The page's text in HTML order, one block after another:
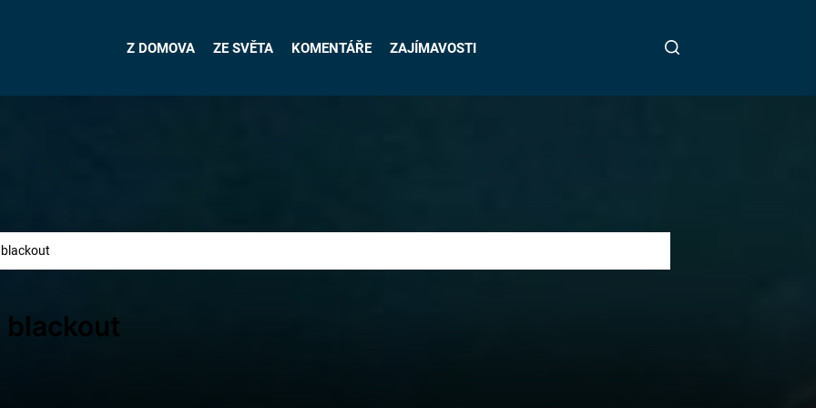
Z DOMOVA ZE SVĚTA KOMENTÁŘE ZAJÍMAVOSTI